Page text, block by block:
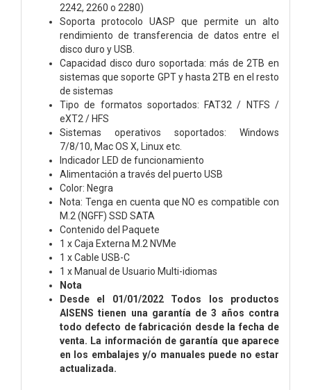
2242, 2260 o 2280)
Soporta protocolo UASP que permite un alto
rendimiento de transferencia de datos entre el
disco duro y USB.
Capacidad disco duro soportada: más de 2TB en
sistemas que soporte GPT y hasta 2TB en el resto
de sistemas
Tipo de formatos soportados: FAT32 / NTFS /
eXT2 / HFS
Sistemas operativos soportados: Windows
7/8/10, Mac OS X, Linux etc.
Indicador LED de funcionamiento
Alimentación a través del puerto USB
Color: Negra
Nota: Tenga en cuenta que NO es compatible con
M.2 (NGFF) SSD SATA
Contenido del Paquete
1 x Caja Externa M.2 NVMe
1 x Cable USB-C
1 x Manual de Usuario Multi-idiomas
Nota
Desde el 01/01/2022 Todos los productos
AISENS tienen una garantía de 3 años contra
todo defecto de fabricación desde la fecha de
venta. La información de garantía que aparece
en los embalajes y/o manuales puede no estar
actualizada.